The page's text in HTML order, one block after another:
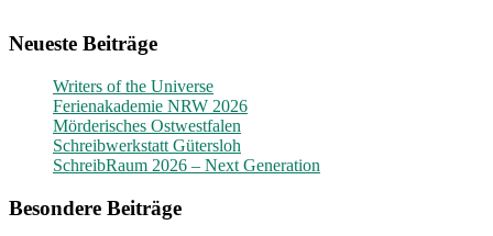
Neueste Beiträge
Writers of the Universe
Ferienakademie NRW 2026
Mörderisches Ostwestfalen
Schreibwerkstatt Gütersloh
SchreibRaum 2026 – Next Generation
Besondere Beiträge